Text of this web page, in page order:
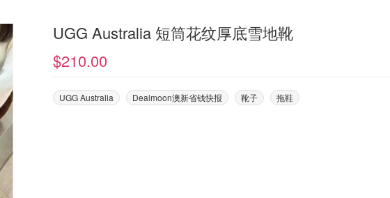
UGG Australia 短筒花纹厚底雪地靴
$210.00
UGG Australia Dealmoon澳新省钱快报 靴子 拖鞋